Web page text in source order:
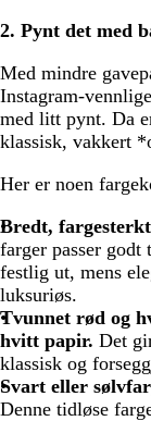
2. Pynt det med
Med mindre
Instagram-
med litt pynt. Da
klassisk, vakkert
Her er noen
Bredt,
farger passer
festlig ut, mens
luksuriøs.
Tvunnet rød og
hvitt papir. Det
klassisk og
Svart eller
Denne tidløse